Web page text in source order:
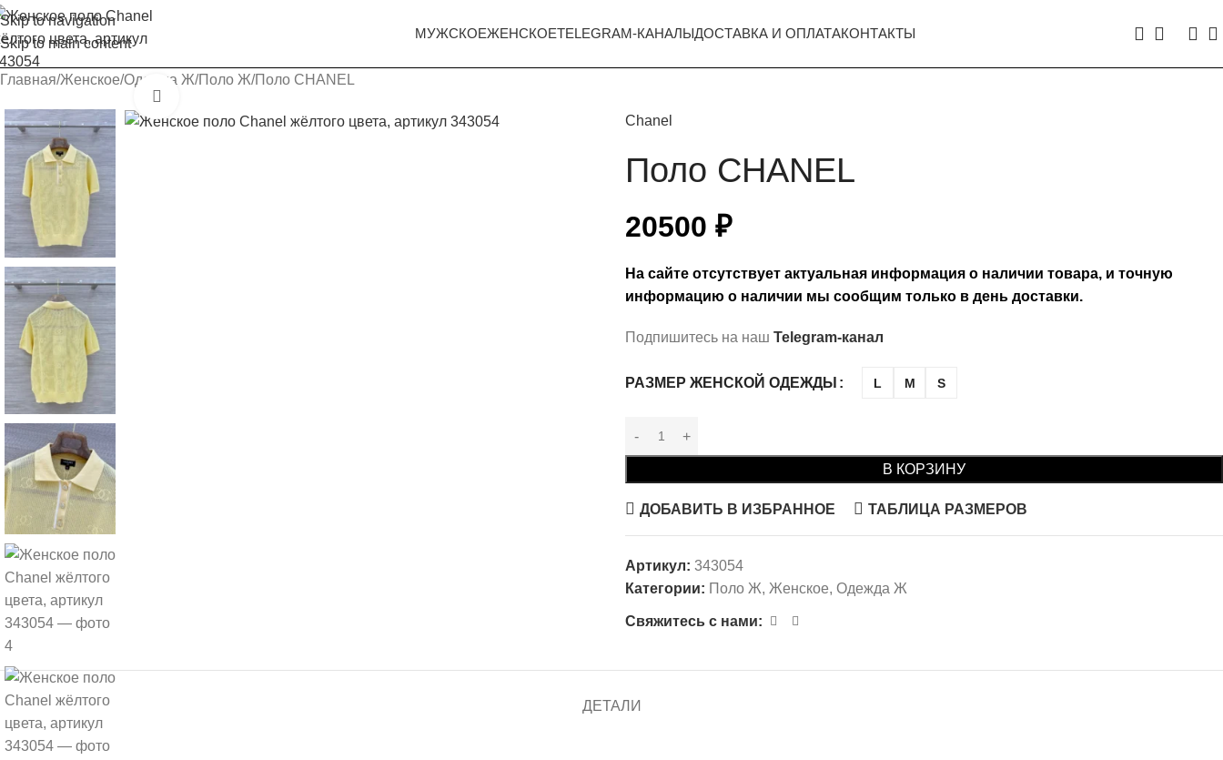
Skip to navigation
Skip to main content
МУЖСКОЕЖЕНСКОЕTELEGRAM-КАНАЛЫДОСТАВКА И ОПЛАТАКОНТАКТЫ
Главная Женское Одежда Ж Поло Ж Поло CHANEL
Chanel
Поло CHANEL
20500 ₽
На сайте отсутствует актуальная информация о наличии товара, и точную
информацию о наличии мы сообщим только в день доставки.
Подпишитесь на наш Telegram-канал
РАЗМЕР ЖЕНСКОЙ ОДЕЖДЫ L M S
В КОРЗИНУ
ДОБАВИТЬ В ИЗБРАННОЕ ТАБЛИЦА РАЗМЕРОВ
Артикул: 343054
Категории: Поло Ж, Женское, Одежда Ж
Свяжитесь с нами:
ДЕТАЛИ